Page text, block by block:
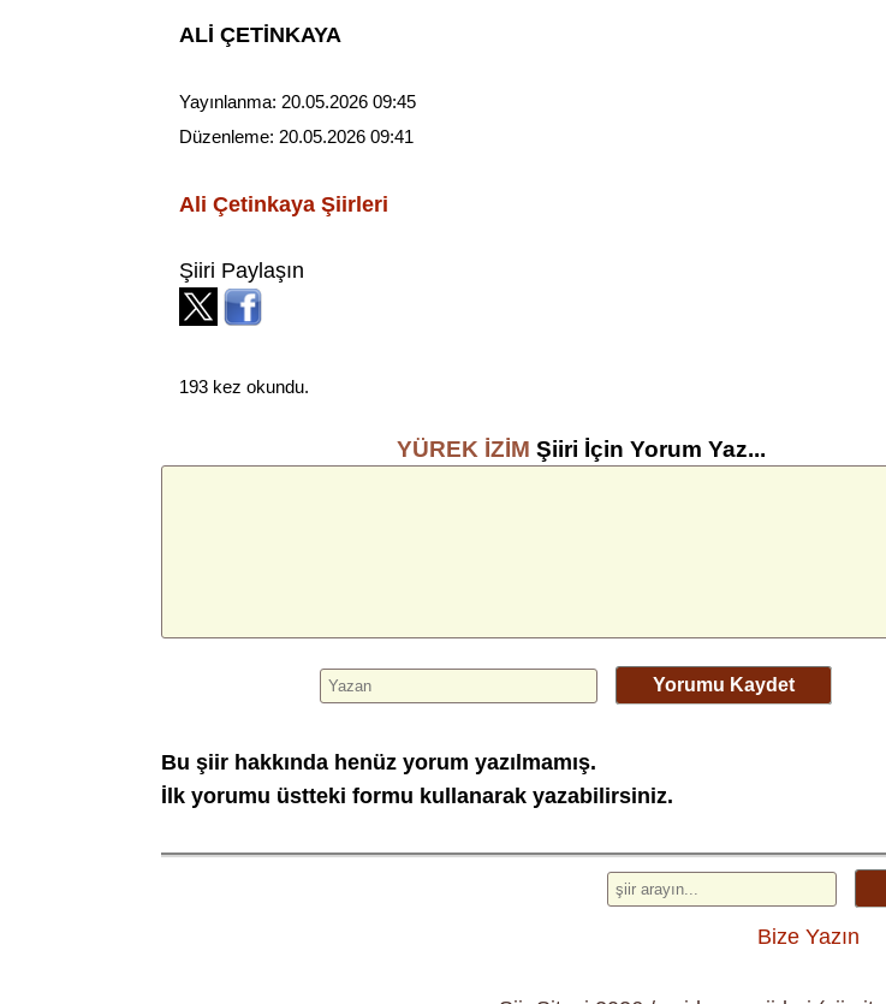
ALİ ÇETİNKAYA
Yayınlanma: 20.05.2026 09:45
Düzenleme: 20.05.2026 09:41
Ali Çetinkaya Şiirleri
Şiiri Paylaşın
193 kez okundu.
YÜREK İZİM Şiiri İçin Yorum Yaz...
Yorumu Kaydet
Bu şiir hakkında henüz yorum yazılmamış.
İlk yorumu üstteki formu kullanarak yazabilirsiniz.
Bize Yazın